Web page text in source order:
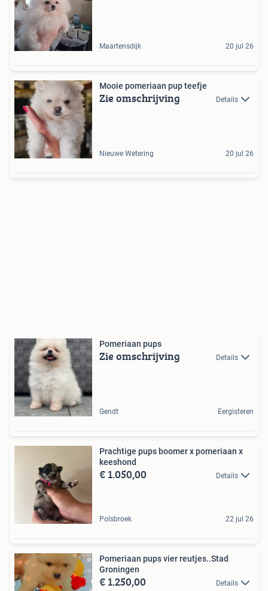
Maartensdijk 20 jul 26
Mooie pomeriaan pup teefje
Zie omschrijving Details
Nieuwe Wetering 20 jul 26
Pomeriaan pups
Zie omschrijving Details
Gendt Eergisteren
Prachtige pups boomer x pomeriaan x
keeshond
€ 1.050,00 Details
Polsbroek 22 jul 26
Pomeriaan pups vier reutjes..Stad
Groningen
€ 1.250,00 Details